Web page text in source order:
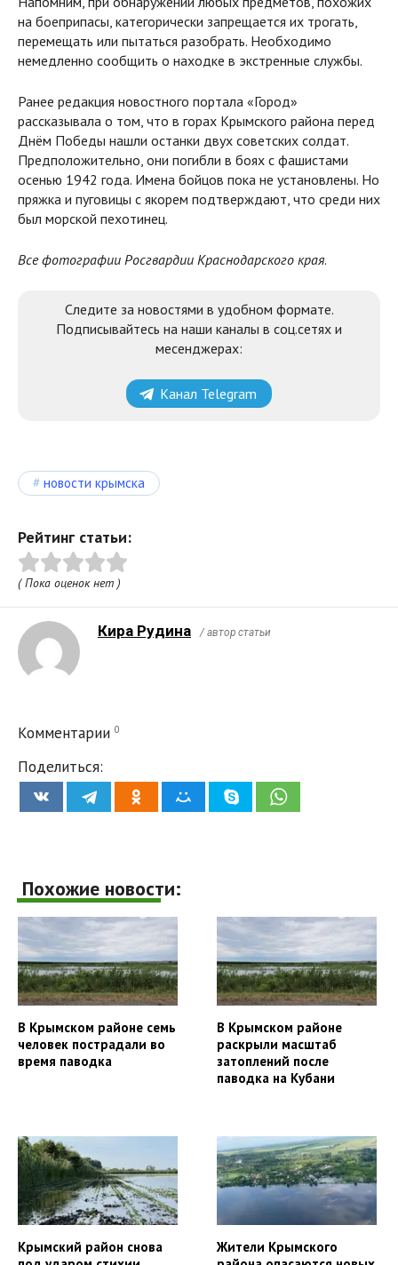
на боеприпасы, категорически запрещается их трогать,
перемещать или пытаться разобрать. Необходимо
немедленно сообщить о находке в экстренные службы.
Ранее редакция новостного портала «Город»
рассказывала о том, что в горах Крымского района перед
Днём Победы нашли останки двух советских солдат.
Предположительно, они погибли в боях с фашистами
осенью 1942 года. Имена бойцов пока не установлены. Но
пряжка и пуговицы с якорем подтверждают, что среди них
был морской пехотинец.
Все фотографии Росгвардии Краснодарского края.
Следите за новостями в удобном формате.
Подписывайтесь на наши каналы в соц.сетях и
месенджерах:
Канал Telegram
новости крымска
Рейтинг статьи:
( Пока оценок нет )
Кира Рудина / автор статьи
Комментарии 0
Поделиться:
Похожие новости:
В Крымском районе семь
человек пострадали во
время паводка
В Крымском районе
раскрыли масштаб
затоплений после
паводка на Кубани
Крымский район снова
Жители Крымского